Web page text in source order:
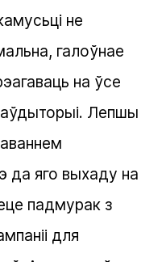
не
галоўнае
на ўсе
Лепшы
да яго выхаду на
падмурак з
для